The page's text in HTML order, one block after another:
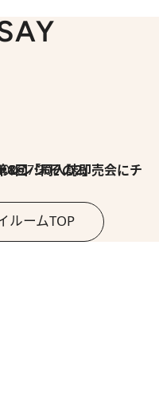
回「同人誌即売会にチャレンジ その2」
ルームTOP